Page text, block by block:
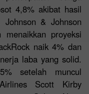
4,8% akibat hasil
& Johnson
proyeksi
naik 4% dan
laba yang solid.
setelah muncul
Scott Kirby